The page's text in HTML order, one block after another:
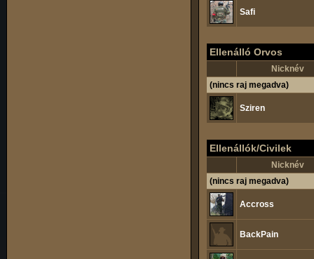
Safi
Ellenálló Orvos
Nicknév
(nincs raj megadva)
Sziren
Ellenállók/Civilek
Nicknév
(nincs raj megadva)
Accross
BackPain